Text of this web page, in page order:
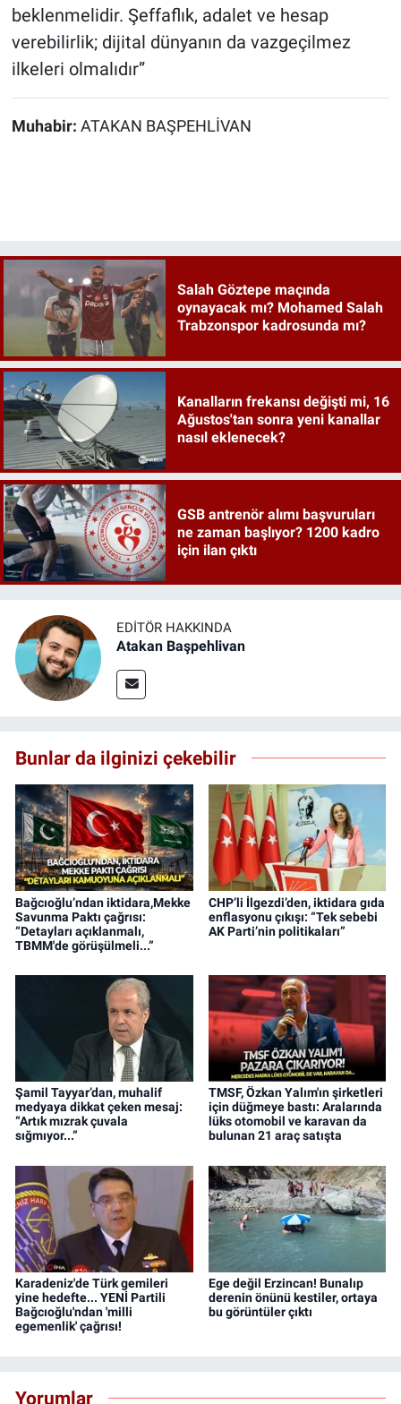
beklenmelidir. Şeffaflık, adalet ve hesap
verebilirlik; dijital dünyanın da vazgeçilmez
ilkeleri olmalıdır”
Muhabir: ATAKAN BAŞPEHLİVAN
Salah Göztepe maçında
oynayacak mı? Mohamed Salah
Trabzonspor kadrosunda mı?
Kanalların frekansı değişti mi, 16
Ağustos'tan sonra yeni kanallar
nasıl eklenecek?
GSB antrenör alımı başvuruları
ne zaman başlıyor? 1200 kadro
için ilan çıktı
EDITÖR HAKKINDA
Atakan Başpehlivan
Bunlar da ilginizi çekebilir
Bağcıoğlu’ndan iktidara,Mekke
Savunma Paktı çağrısı:
“Detayları açıklanmalı,
TBMM'de görüşülmeli...”
CHP’li İlgezdi’den, iktidara gıda
enflasyonu çıkışı: “Tek sebebi
AK Parti’nin politikaları”
Şamil Tayyar’dan, muhalif
medyaya dikkat çeken mesaj:
“Artık mızrak çuvala
sığmıyor...”
TMSF, Özkan Yalım'ın şirketleri
için düğmeye bastı: Aralarında
lüks otomobil ve karavan da
bulunan 21 araç satışta
Karadeniz'de Türk gemileri
yine hedefte... YENİ Partili
Bağcıoğlu'ndan 'milli
egemenlik' çağrısı!
Ege değil Erzincan! Bunalıp
derenin önünü kestiler, ortaya
bu görüntüler çıktı
Yorumlar